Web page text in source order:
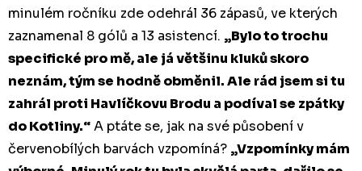
minulém ročníku zde odehrál 36 zápasů, ve kterých
zaznamenal 8 gólů a 13 asistencí. „Bylo to trochu
specifické pro mě, ale já většinu kluků skoro
neznám, tým se hodně obměnil. Ale rád jsem si tu
zahrál proti Havlíčkovu Brodu a podíval se zpátky
do Kotliny.“A ptáte se, jak na své působení v
červenobílých barvách vzpomíná? „Vzpomínky mám